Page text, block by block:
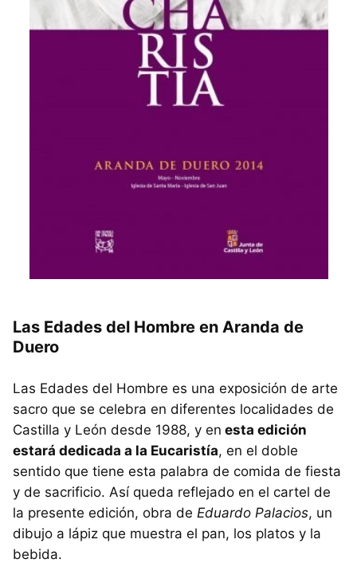
Las Edades del Hombre en Aranda de
Duero
Las Edades del Hombre es una exposición de arte
sacro que se celebra en diferentes localidades de
Castilla y León desde 1988, y en esta edición
estará dedicada a la Eucaristía, en el doble
sentido que tiene esta palabra de comida de fiesta
y de sacrificio. Así queda reflejado en el cartel de
la presente edición, obra de Eduardo Palacios, un
dibujo a lápiz que muestra el pan, los platos y la
bebida.